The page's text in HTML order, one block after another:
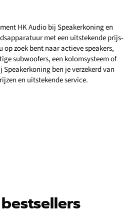
HK Audio bij Speakerkoning en
met een uitstekende prijs-
zoek bent naar actieve speakers,
subwoofers, een kolomsysteem of
Speakerkoning ben je verzekerd van
en uitstekende service.